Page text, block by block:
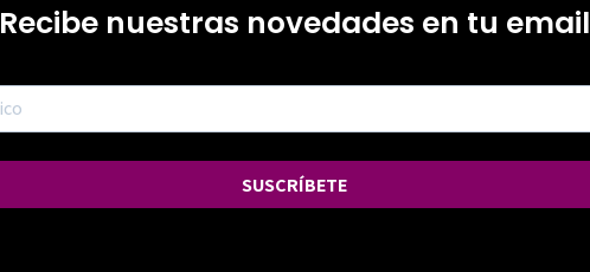
Recibe nuestras novedades en tu email
SUSCRÍBETE